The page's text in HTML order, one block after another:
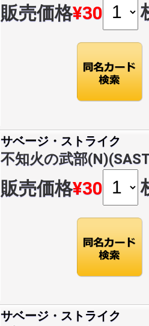
販売価格¥30
サベージ・ストライク
不知火の武部
販売価格¥30
サベージ・ストライク